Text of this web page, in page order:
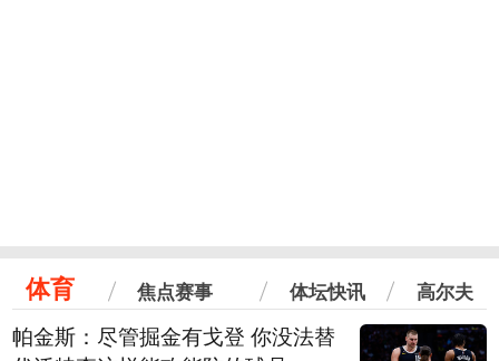
体育 焦点赛事 体坛快讯 高尔夫
帕金斯：尽管掘金有戈登 你没法替